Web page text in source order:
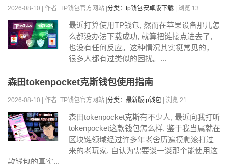
2026-08-10 | 作者: TP钱包官方网站 | 分类：tp钱包安卓版下载 | 浏览:13
最近打算使用TP钱包, 然而在苹果设备那儿怎
么都没办法下载成功, 就算把链接点进去了,
也没有任何反应。这种情况其实挺常见的，
很多人都有过类似的困扰。...
森田tokenpocket克斯钱包使用指南
2026-08-10 | 作者: TP钱包官方网站 | 分类：最新版tp钱包 | 浏览:21
森田tokenpocket克斯有不少人, 最近向我打听
tokenpocket这款钱包怎么样, 鉴于我当属就在
区块链领域经过许多年老舍历遍摸爬滚打过
来的老玩家, 自认为需要谈一谈那个能使用这
款钱包的真实...